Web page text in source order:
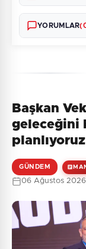
YORUMLAR
Henüz
Başkan
geleceğini
planlıyoruz
GÜNDEM
06 Ağustos